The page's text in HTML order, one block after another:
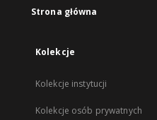
Strona główna
Kolekcje
Kolekcje instytucji
Kolekcje osób prywatnych